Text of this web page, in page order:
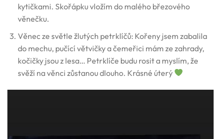
kytičkami. Skořápku vložím do malého březového
věnečku.
Věnec ze světle žlutých petrklíčů: Kořeny jsem zabalila
do mechu, pučící větvičky a čemeřici mám ze zahrady,
kočičky jsou z lesa… Petrklíče budu rosit a myslím, že
svěží na věnci zůstanou dlouho. Krásné úterý